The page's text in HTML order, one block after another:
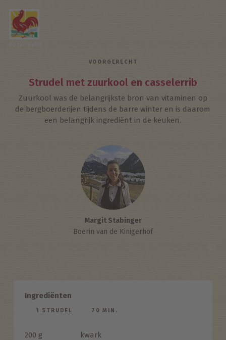
VOORGERECHT
Strudel met zuurkool en casselerrib
Zuurkool was de belangrijkste bron van vitaminen op
de bergboerderijen tijdens de barre winter en is daarom
een belangrijk ingrediënt in de keuken.
Margit Stabinger
Boerin van de Kinigerhof
Ingrediënten
1 STRUDEL 70 MIN.
200 g kwark